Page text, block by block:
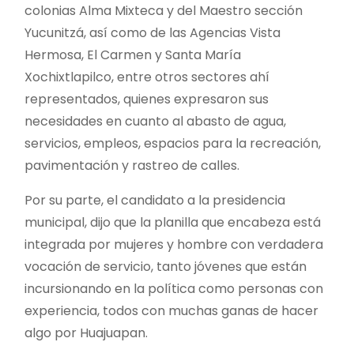
colonias Alma Mixteca y del Maestro sección
Yucunitzá, así como de las Agencias Vista
Hermosa, El Carmen y Santa María
Xochixtlapilco, entre otros sectores ahí
representados, quienes expresaron sus
necesidades en cuanto al abasto de agua,
servicios, empleos, espacios para la recreación,
pavimentación y rastreo de calles.
Por su parte, el candidato a la presidencia
municipal, dijo que la planilla que encabeza está
integrada por mujeres y hombre con verdadera
vocación de servicio, tanto jóvenes que están
incursionando en la política como personas con
experiencia, todos con muchas ganas de hacer
algo por Huajuapan.